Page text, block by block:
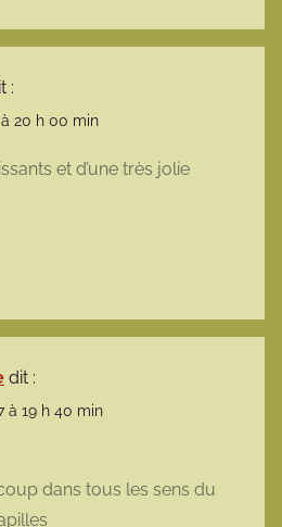
:
à 20 h 00 min
et d’une très jolie
dit :
à 19 h 40 min
dans tous les sens du